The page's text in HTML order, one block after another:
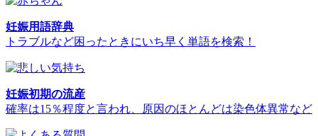
妊娠用語辞典
トラブルなど困ったときにいち早く単語を検索！
妊娠初期の流産
確率は15％程度と言われ、原因のほとんどは染色体異常など